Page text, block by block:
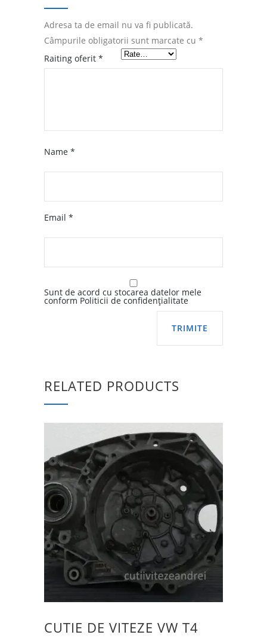
Adresa ta de email nu va fi publicată.
Câmpurile obligatorii sunt marcate cu *
Raiting oferit *
Name *
Email *
Sunt de acord cu stocarea datelor mele
conform Politicii de confidențialitate
RELATED PRODUCTS
CUTIE DE VITEZE VW T4